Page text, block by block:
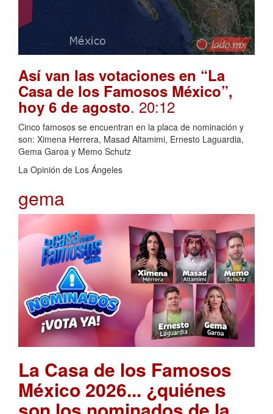
Así van las votaciones en “La
Casa de los Famosos México”,
hoy 6 de agosto. 20:12
Cinco famosos se encuentran en la placa de nominación y
son: Ximena Herrera, Masad Altamimi, Ernesto Laguardia,
Gema Garoa y Memo Schutz
La Opinión de Los Ángeles
gema
La Casa de los Famosos
México 2026... ¿quiénes